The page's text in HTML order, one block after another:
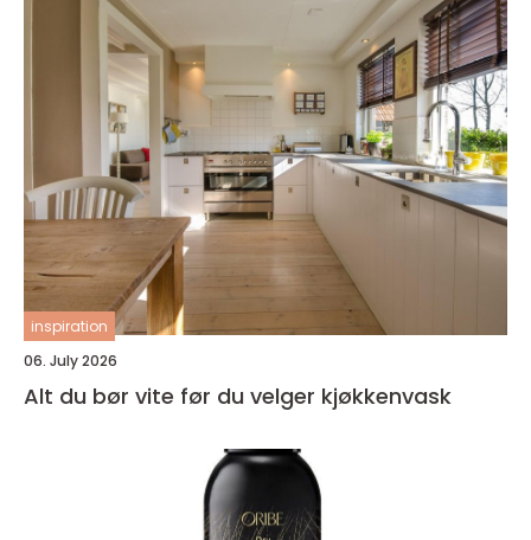
inspiration
06. July 2026
Alt du bør vite før du velger kjøkkenvask